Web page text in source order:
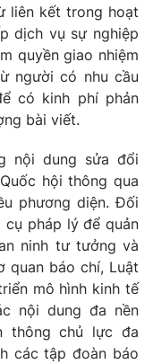
có sự chấp
khi phát hành lại
liên kết trong hoạt
dịch vụ sự nghiệp
quyền giao nhiệm
người có nhu cầu
có kinh phí phản
bài viết.
nội dung sửa đổi
hội thông qua
phương diện. Đối
pháp lý để quản
ninh tư tưởng và
quan báo chí, Luật
mô hình kinh tế
nội dung đa nền
thông chủ lực đa
các tập đoàn báo